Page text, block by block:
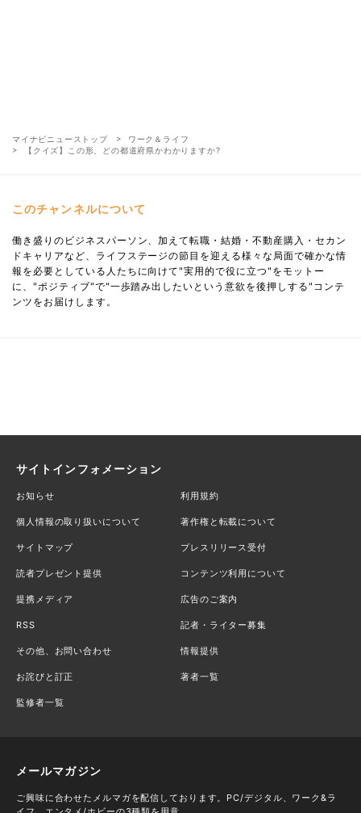
マイナビニューストップ
ワーク＆ライフ
【クイズ】この形、どの都道府県かわかりますか?
このチャンネルについて
働き盛りのビジネスパーソン、加えて転職・結婚・不動産購入・セカン
ドキャリアなど、ライフステージの節目を迎える様々な局面で確かな情
報を必要としている人たちに向けて"実用的で役に立つ"をモットー
に、"ポジティブ"で"一歩踏み出したいという意欲を後押しする"コンテ
ンツをお届けします。
サイトインフォメーション
お知らせ 利用規約
個人情報の取り扱いについて 著作権と転載について
サイトマップ プレスリリース受付
読者プレゼント提供 コンテンツ利用について
提携メディア 広告のご案内
RSS 記者・ライター募集
その他、お問い合わせ 情報提供
お詫びと訂正 著者一覧
監修者一覧
メールマガジン
ご興味に合わせたメルマガを配信しております。PC/デジタル、ワーク&ラ